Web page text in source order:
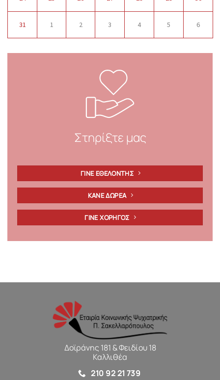
31 1 2 3 4 5 6
Στηρίξτε μας
ΓΙΝΕ ΕΘΕΛΟΝΤΗΣ
ΚΑΝΕ ΔΩΡΕΑ
ΓΙΝΕ ΧΟΡΗΓΟΣ
Δοϊράνης 181 & Φειδίου 18
Καλλιθέα
210 92 21 739